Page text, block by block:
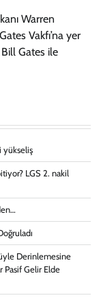
Warren
Vakfı’na yer
Bill Gates ile
yükseliş
LGS 2. nakil
Derinlemesine
Pasif Gelir Elde